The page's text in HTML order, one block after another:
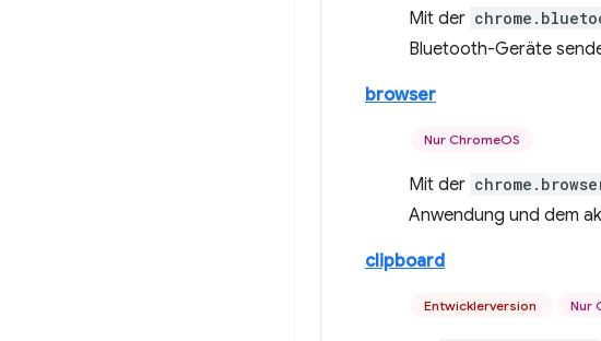
Mit der
Bluetooth-Geräte
browser
Nur ChromeOS
Mit der
Anwendung und dem
clipboard
Entwicklerversion Nur